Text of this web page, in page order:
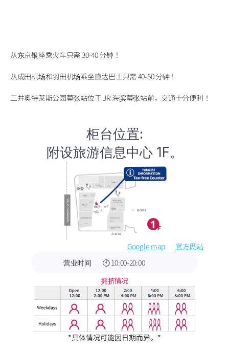
从东京银座乘火车只需 30-40 分钟！
从成田机场和羽田机场乘坐直达巴士只需 40-50 分钟！
三井奥特莱斯公园幕张站位于 JR 海滨幕张站前，交通十分便利！
柜台位置:
附设旅游信息中心 1F。
Google map
官方网站
营业时间
🕙 10:00-20:00
拥挤情况
*具体情况可能因日期而异。*